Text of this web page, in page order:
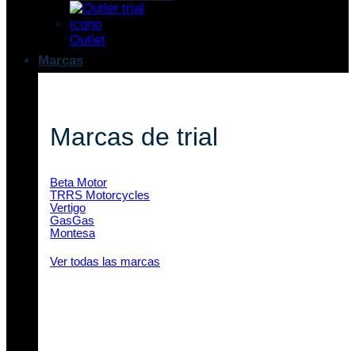
Outlet
Marcas
Marcas de trial
Beta Motor
TRRS Motorcycles
Vertigo
GasGas
Montesa
Ver todas las marcas